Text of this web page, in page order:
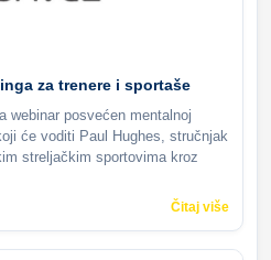
za trenere i sportaše
webinar posvećen mentalnoj
će voditi Paul Hughes, stručnjak
streljačkim sportovima kroz
Čitaj više